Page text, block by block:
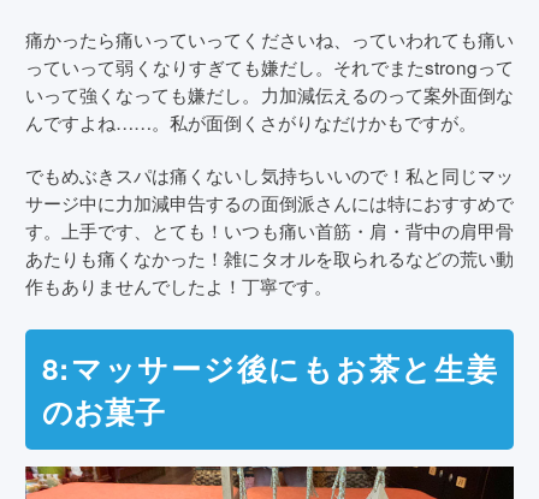
痛かったら痛いっていってくださいね、っていわれても痛い
っていって弱くなりすぎても嫌だし。それでまたstrongって
いって強くなっても嫌だし。力加減伝えるのって案外面倒な
んですよね……。私が面倒くさがりなだけかもですが。
でもめぶきスパは痛くないし気持ちいいので！私と同じマッ
サージ中に力加減申告するの面倒派さんには特におすすめで
す。上手です、とても！いつも痛い首筋・肩・背中の肩甲骨
あたりも痛くなかった！雑にタオルを取られるなどの荒い動
作もありませんでしたよ！丁寧です。
8:マッサージ後にもお茶と生姜
のお菓子